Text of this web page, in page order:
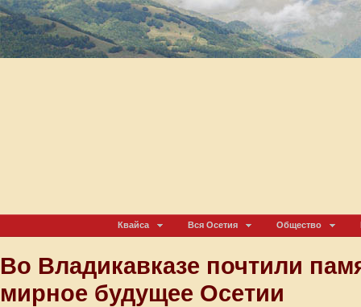
Квайса Вся Осетия Общество
Во Владикавказе почтили
мирное будущее Осетии